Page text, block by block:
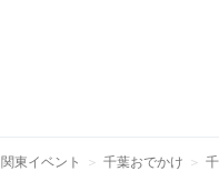
関東イベント 千葉おでかけ